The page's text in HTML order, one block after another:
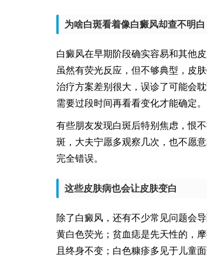
为啥白斑看着像白癜风却查不明白
白癜风在早期阶段确实容易和其他
虽然有荧光反应，但不够典型，皮
治疗方案差别很大，误诊了可能会
需要过段时间再看看变化才能确定。
有些朋友发现白斑后特别焦虑，恨
斑，大夫宁愿多观察几次，也不愿
完全错误。
这些皮肤病也会让皮肤变白
除了白癜风，还有不少常见问题会
黄白色荧光；贫血痣是先天性的，
且终身不变；白色糠疹多见于儿童